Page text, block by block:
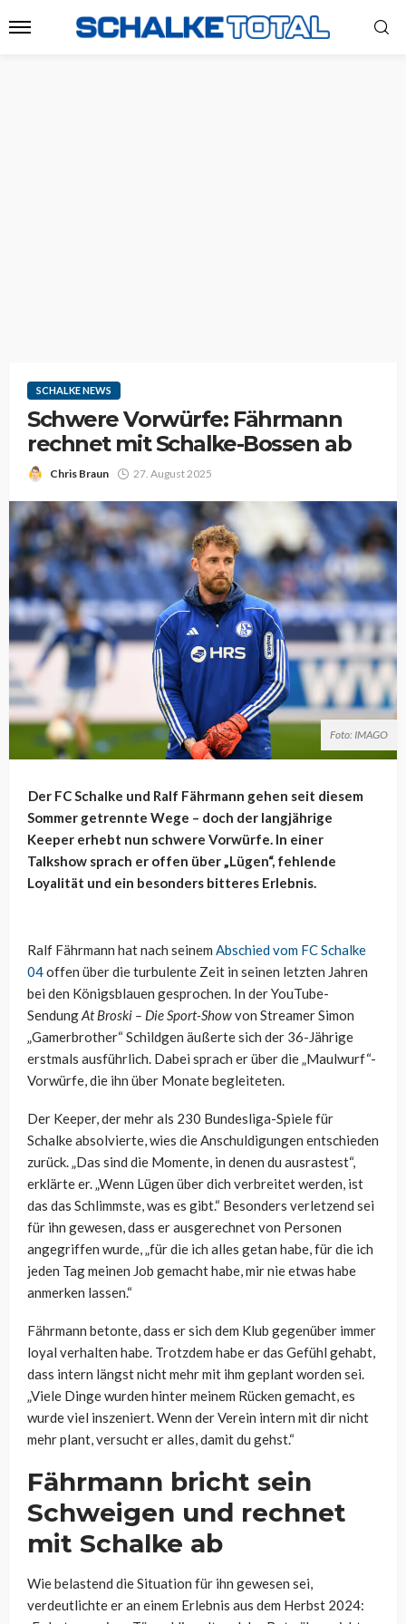
SCHALKE NEWS
Schwere Vorwürfe: Fährmann
rechnet mit Schalke-Bossen ab
Chris Braun 27. August 2025
Foto: IMAGO
Der FC Schalke und Ralf Fährmann gehen seit diesem
Sommer getrennte Wege – doch der langjährige
Keeper erhebt nun schwere Vorwürfe. In einer
Talkshow sprach er offen über „Lügen“, fehlende
Loyalität und ein besonders bitteres Erlebnis.
Ralf Fährmann hat nach seinem Abschied vom FC Schalke
04offen über die turbulente Zeit in seinen letzten Jahren
bei den Königsblauen gesprochen. In der YouTube-
SendungAt Broski – Die Sport-Showvon Streamer Simon
„Gamerbrother“ Schildgen äußerte sich der 36-Jährige
erstmals ausführlich. Dabei sprach er über die „Maulwurf“-
Vorwürfe, die ihn über Monate begleiteten.
Der Keeper, der mehr als 230 Bundesliga-Spiele für
Schalke absolvierte, wies die Anschuldigungen entschieden
zurück. „Das sind die Momente, in denen du ausrastest“,
erklärte er. „Wenn Lügen über dich verbreitet werden, ist
das das Schlimmste, was es gibt.“ Besonders verletzend sei
für ihn gewesen, dass er ausgerechnet von Personen
angegriffen wurde, „für die ich alles getan habe, für die ich
jeden Tag meinen Job gemacht habe, mir nie etwas habe
anmerken lassen.“
Fährmann betonte, dass er sich dem Klub gegenüber immer
loyal verhalten habe. Trotzdem habe er das Gefühl gehabt,
dass intern längst nicht mehr mit ihm geplant worden sei.
„Viele Dinge wurden hinter meinem Rücken gemacht, es
wurde viel inszeniert. Wenn der Verein intern mit dir nicht
mehr plant, versucht er alles, damit du gehst.“
Fährmann bricht sein
Schweigen und rechnet
mit Schalke ab
Wie belastend die Situation für ihn gewesen sei,
verdeutlichte er an einem Erlebnis aus dem Herbst 2024: